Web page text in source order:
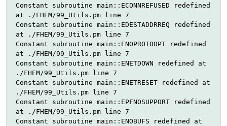
Constant subroutine main::ECONNREFUSED redefined
at ./FHEM/99_Utils.pm line 7
Constant subroutine main::EDESTADDRREQ redefined
at ./FHEM/99_Utils.pm line 7
Constant subroutine main::ENOPROTOOPT redefined
at ./FHEM/99_Utils.pm line 7
Constant subroutine main::ENETDOWN redefined at
./FHEM/99_Utils.pm line 7
Constant subroutine main::ENETRESET redefined at
./FHEM/99_Utils.pm line 7
Constant subroutine main::EPFNOSUPPORT redefined
at ./FHEM/99_Utils.pm line 7
Constant subroutine main::ENOBUFS redefined at